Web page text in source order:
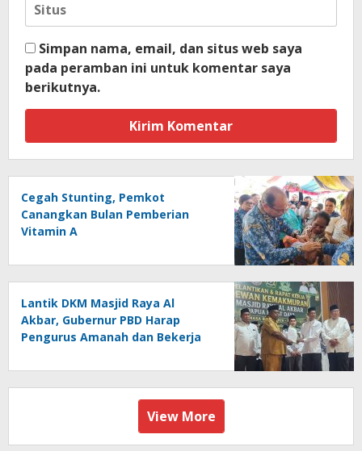
Simpan nama, email, dan situs web saya
pada peramban ini untuk komentar saya
berikutnya.
Cegah Stunting, Pemkot
Canangkan Bulan Pemberian
Vitamin A
Lantik DKM Masjid Raya Al
Akbar, Gubernur PBD Harap
Pengurus Amanah dan Bekerja
View More